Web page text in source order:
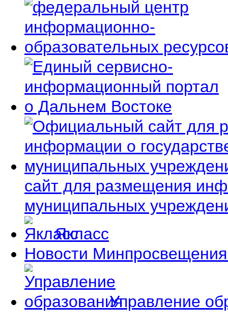
сайт для размещения
муниципальных
Якласс
Новости
Управление